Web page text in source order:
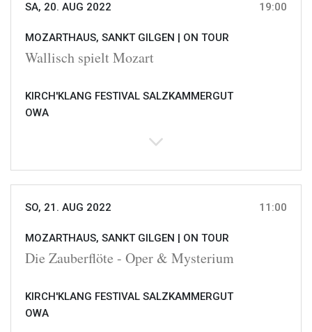
SA, 20. AUG 2022 19:00
MOZARTHAUS, SANKT GILGEN | ON TOUR
Wallisch spielt Mozart
KIRCH'KLANG FESTIVAL SALZKAMMERGUT
OWA
SO, 21. AUG 2022 11:00
MOZARTHAUS, SANKT GILGEN | ON TOUR
Die Zauberflöte - Oper & Mysterium
KIRCH'KLANG FESTIVAL SALZKAMMERGUT
OWA